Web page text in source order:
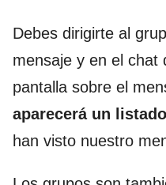
Debes dirigirte al
mensaje y en el chat
pantalla sobre el
aparecerá un listado
han visto nuestro